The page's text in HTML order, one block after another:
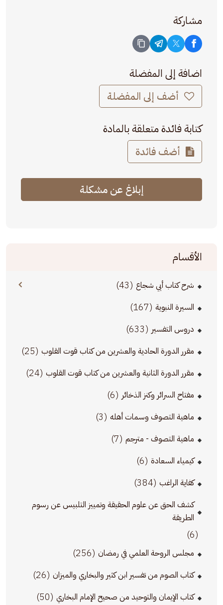
مشاركة
اضافة إلى المفضلة
أضف إلى المفضلة
كتابة فائدة متعلقة بالمادة
أضف فائدة
إبلاغ عن مشكلة
الأقسام
شرح كتاب أبي شجاع (43)
السيرة النبوية (167)
دروس التفسير (633)
مقرر الدورة الحادية والعشرين من كتاب قوت القلوب (25)
مقرر الدورة الثانية والعشرين من كتاب قوت القلوب (24)
مفتاح السرائر وكنز الذخائر (6)
ماهية التصوف وسمات أهله (3)
ماهية التصوف - مترجم (7)
كيمياء السعادة (6)
كفاية الراغب (384)
كشف الحق عن علوم الحقيقة وتمييز التلبيس عن رسوم
الطريقة
(6)
مجلس الروحة العلمي في رمضان (256)
كتاب الصوم من تفسير ابن كثير والبخاري والميزان (26)
كتاب الإيمان والتوحيد من صحيح الإمام البخاري (50)